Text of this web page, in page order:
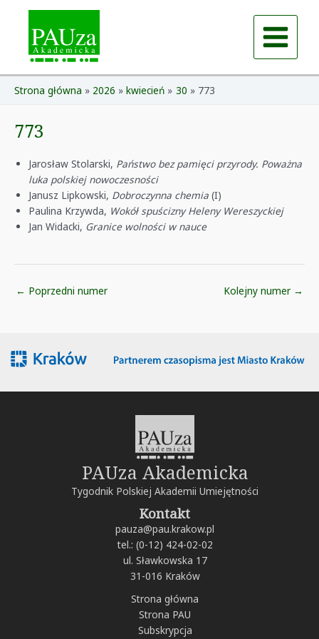
Main
Menu
Strona główna 2026 kwiecień 30 773
773
Jarosław Stolarski, Państwo bez pamięci przyrody. Poważna
luka polskiej nowoczesności
Janusz Lipkowski, Dobroczynna chemia (I)
Paulina Krzywda, Wokół spuścizny Heleny Wereszyckiej
Jan Widacki, Granice wolności w nauce
Post
navigation
← Poprzedni numer Kolejny numer →
PAUza Akademicka
Tygodnik Polskiej Akademii Umiejętności
Kontakt
pauza@pau.krakow.pl
tel.: (0-12) 424-02-02
ul. Sławkowska 17
31-016 Kraków
Strona główna
Strona PAU
Subskrypcja